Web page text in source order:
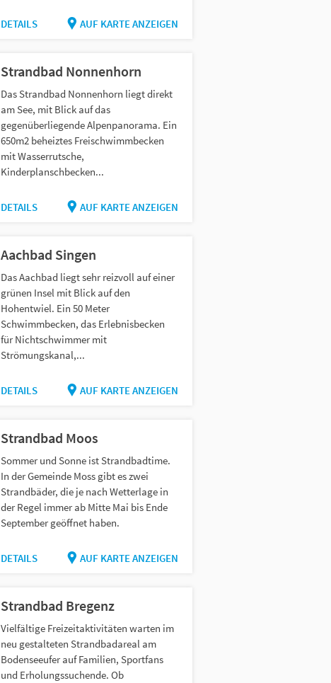
DETAILS AUF KARTE ANZEIGEN
Strandbad Nonnenhorn
Das Strandbad Nonnenhorn liegt direkt
am See, mit Blick auf das
gegenüberliegende Alpenpanorama. Ein
650m2 beheiztes Freischwimmbecken
mit Wasserrutsche,
Kinderplanschbecken...
DETAILS AUF KARTE ANZEIGEN
Aachbad Singen
Das Aachbad liegt sehr reizvoll auf einer
grünen Insel mit Blick auf den
Hohentwiel. Ein 50 Meter
Schwimmbecken, das Erlebnisbecken
für Nichtschwimmer mit
Strömungskanal,...
DETAILS AUF KARTE ANZEIGEN
Strandbad Moos
Sommer und Sonne ist Strandbadtime.
In der Gemeinde Moss gibt es zwei
Strandbäder, die je nach Wetterlage in
der Regel immer ab Mitte Mai bis Ende
September geöffnet haben.
DETAILS AUF KARTE ANZEIGEN
Strandbad Bregenz
Vielfältige Freizeitaktivitäten warten im
neu gestalteten Strandbadareal am
Bodenseeufer auf Familien, Sportfans
und Erholungssuchende. Ob